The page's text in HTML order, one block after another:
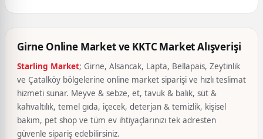
Girne Online Market ve KKTC Market Alışverişi
Starling Market; Girne, Alsancak, Lapta, Bellapais, Zeytinlik
ve Çatalköy bölgelerine online market siparişi ve hızlı teslimat
hizmeti sunar. Meyve & sebze, et, tavuk & balık, süt &
kahvaltılık, temel gıda, içecek, deterjan & temizlik, kişisel
bakım, pet shop ve tüm ev ihtiyaçlarınızı tek adresten
güvenle sipariş edebilirsiniz.